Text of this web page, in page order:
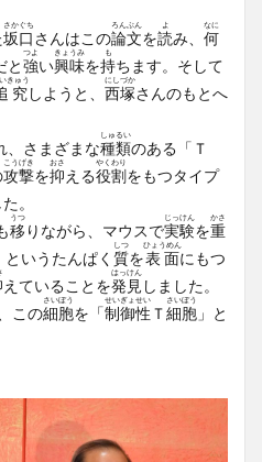
坂口
さかぐち
さんはこの論文
ろんぶん
を読
よ
み、 何
なに
と強
つよ
い興味
きょうみ
を持
も
ちます。そして
究
きゅう
しようと、 西塚
にしづか
さんのもとへ
、さまざまな種類
しゅるい
のある「Ｔ
攻撃
こうげき
を抑
おさ
える役割
やくわり
をもつタイプ
。
移
うつ
りながら、マウスで実験
じっけん
を重
かさ
いうたんぱく 質
しつ
を表面
ひょうめん
にもつ
えていることを発見
はっけん
しました。
この細胞
さいぼう
を「制御
せいぎょ
性
せい
Ｔ細胞
さいぼう
」と